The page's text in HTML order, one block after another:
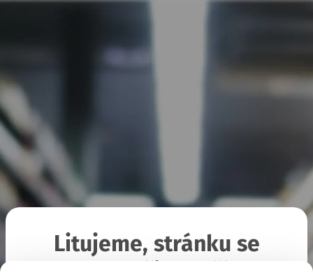
Litujeme, stránku se